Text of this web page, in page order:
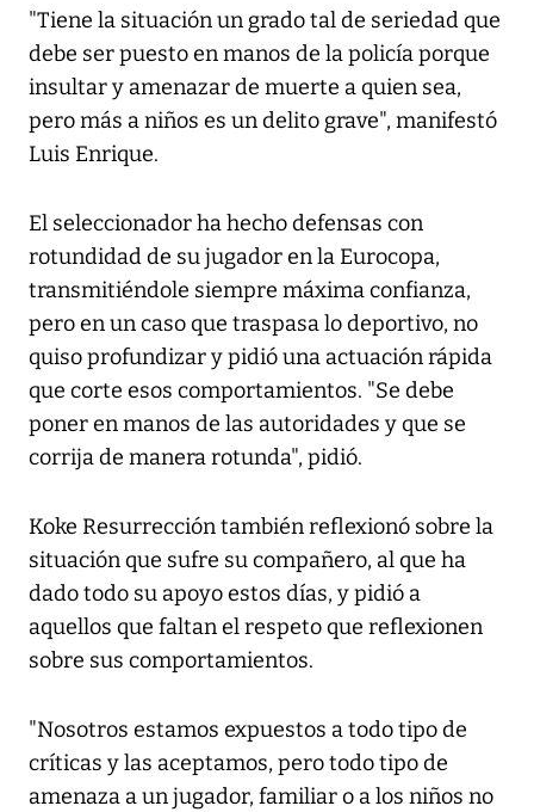
"Tiene la situación un grado tal de seriedad que
debe ser puesto en manos de la policía porque
insultar y amenazar de muerte a quien sea,
pero más a niños es un delito grave", manifestó
Luis Enrique.
El seleccionador ha hecho defensas con
rotundidad de su jugador en la Eurocopa,
transmitiéndole siempre máxima confianza,
pero en un caso que traspasa lo deportivo, no
quiso profundizar y pidió una actuación rápida
que corte esos comportamientos. "Se debe
poner en manos de las autoridades y que se
corrija de manera rotunda", pidió.
Koke Resurrección también reflexionó sobre la
situación que sufre su compañero, al que ha
dado todo su apoyo estos días, y pidió a
aquellos que faltan el respeto que reflexionen
sobre sus comportamientos.
"Nosotros estamos expuestos a todo tipo de
críticas y las aceptamos, pero todo tipo de
amenaza a un jugador, familiar o a los niños no